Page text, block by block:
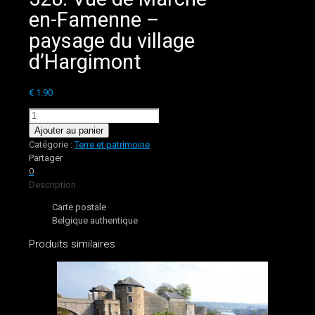
en-Famenne –
paysage du village
d’Hargimont
€ 1.90
quantité
de
328.
Vue
de
Marche-
Famenne
du
Ajouter au panier
Catégorie :Terre et patrimoine
Partager
0
Description
Carte postale
Belgique authentique
Produits similaires